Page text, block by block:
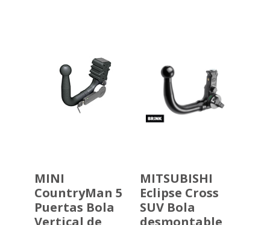
MINI
CountryMan 5
Puertas Bola
Vertical de
MITSUBISHI
Eclipse Cross
SUV Bola
desmontable